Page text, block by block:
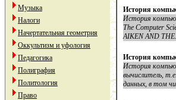
Музыка
Налоги
Начертательная геометрия
Оккультизм и уфология
Педагогика
Полиграфия
Политология
Право
История
История
The Computer
AIKEN AND
История
История
вычислитель,
данных, в том